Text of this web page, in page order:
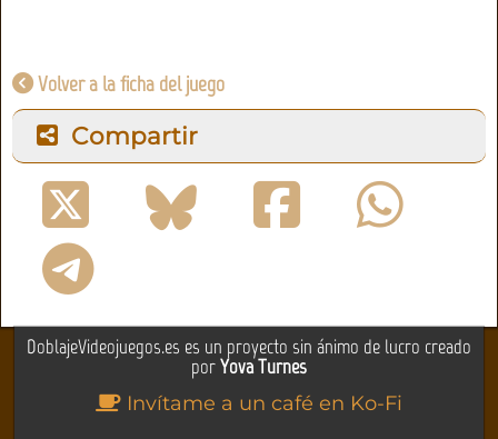
Volver a la ficha del juego
Compartir
DoblajeVideojuegos.es es un proyecto sin ánimo de lucro creado
porYova Turnes
Invítame a un café en Ko-Fi